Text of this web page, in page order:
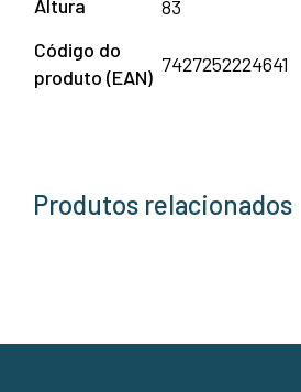
Altura
83
Código do
produto (EAN)
7427252224641
Produtos relacionados